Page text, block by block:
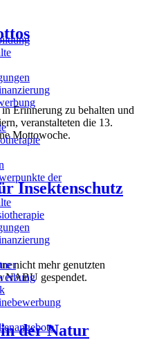
der
Erinnerung zu behalten und
veranstalteten die 13.
Mottowoche.
Insektenschutz
nicht mehr genutzten
NABU gespendet.
der Natur